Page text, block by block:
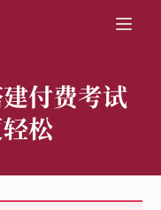
付费考试
松